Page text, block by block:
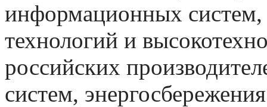
информационных систем,
технологий и
российских
систем,